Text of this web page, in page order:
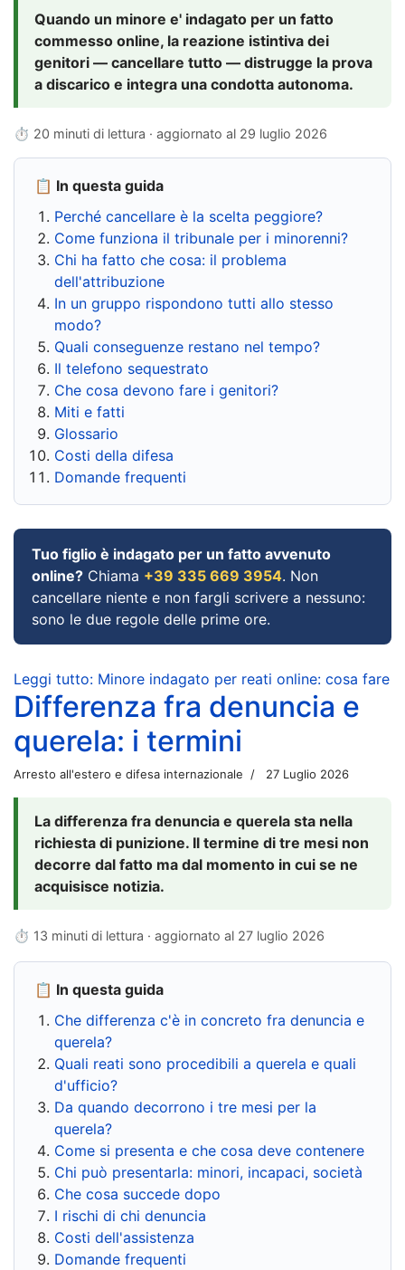
Quando un minore e' indagato per un fatto
commesso online, la reazione istintiva dei
genitori — cancellare tutto — distrugge la prova
a discarico e integra una condotta autonoma.
⏱ 20 minuti di lettura · aggiornato al 29 luglio 2026
📋 In questa guida
Perché cancellare è la scelta peggiore?
Come funziona il tribunale per i minorenni?
Chi ha fatto che cosa: il problema
dell'attribuzione
In un gruppo rispondono tutti allo stesso
modo?
Quali conseguenze restano nel tempo?
Il telefono sequestrato
Che cosa devono fare i genitori?
Miti e fatti
Glossario
Costi della difesa
Domande frequenti
Tuo figlio è indagato per un fatto avvenuto
online? Chiama +39 335 669 3954. Non
cancellare niente e non fargli scrivere a nessuno:
sono le due regole delle prime ore.
Leggi tutto: Minore indagato per reati online: cosa fare
Differenza fra denuncia e
querela: i termini
Arresto all'estero e difesa internazionale 27 Luglio 2026
La differenza fra denuncia e querela sta nella
richiesta di punizione. Il termine di tre mesi non
decorre dal fatto ma dal momento in cui se ne
acquisisce notizia.
⏱ 13 minuti di lettura · aggiornato al 27 luglio 2026
📋 In questa guida
Che differenza c'è in concreto fra denuncia e
querela?
Quali reati sono procedibili a querela e quali
d'ufficio?
Da quando decorrono i tre mesi per la
querela?
Come si presenta e che cosa deve contenere
Chi può presentarla: minori, incapaci, società
Che cosa succede dopo
I rischi di chi denuncia
Costi dell'assistenza
Domande frequenti